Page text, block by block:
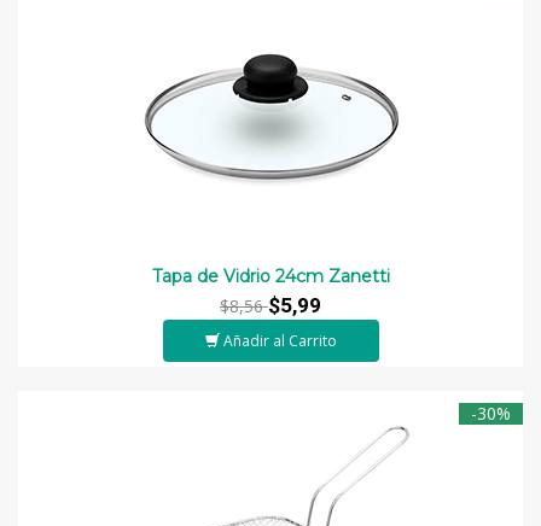
Tapa de Vidrio 24cm Zanetti
$8,56$5,99
Añadir al Carrito
-30%